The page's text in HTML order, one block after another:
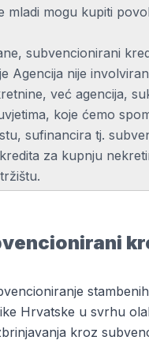
mladi mogu kupiti
subvencionirani
Agencija nije
već agencija,
koje ćemo
sufinancira tj.
za kupnju
Hrvatske u svrhu
kroz